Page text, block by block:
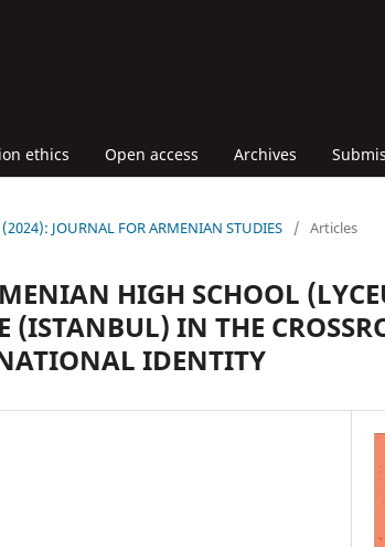
ethics Open access Archives
JOURNAL FOR ARMENIAN STUDIES / Articles
HIGH SCHOOL
(ISTANBUL) IN THE
IDENTITY